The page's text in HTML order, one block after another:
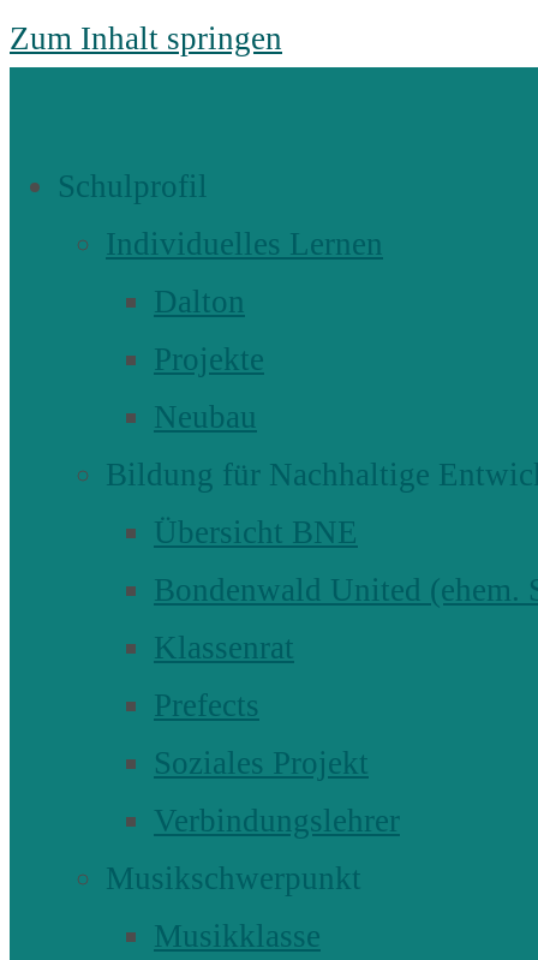
Zum Inhalt springen
Schulprofil
Individuelles Lernen
Dalton
Projekte
Neubau
Bildung für Nachhaltige
Übersicht BNE
Bondenwald United (ehem.
Klassenrat
Prefects
Soziales Projekt
Verbindungslehrer
Musikschwerpunkt
Musikklasse